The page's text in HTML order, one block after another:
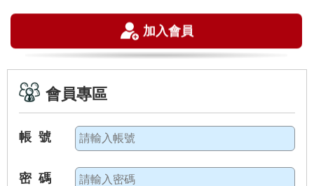
加入會員
會員專區
帳 號
密 碼